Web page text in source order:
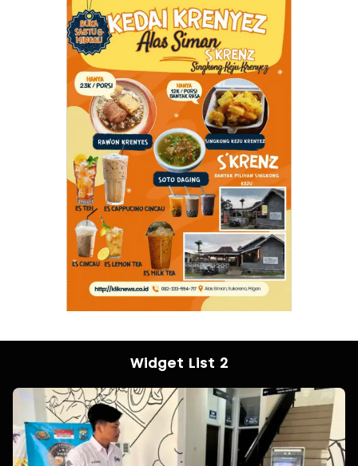
Widget List 2